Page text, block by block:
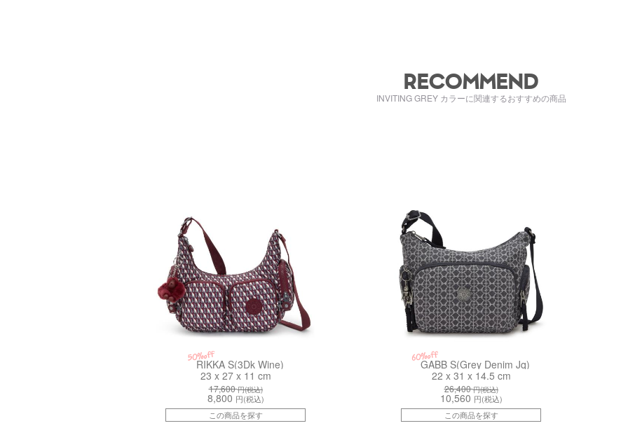
RECOMMEND
INVITING GREY カラーに関連するおすすめの商品
50%off
RIKKA S(3Dk Wine)
23 x 27 x 11 cm
17,600円(税込)
8,800 円(税込)
この商品を探す
60%off
GABB S(Grey Denim Jq)
22 x 31 x 14.5 cm
26,400円(税込)
10,560 円(税込)
この商品を探す